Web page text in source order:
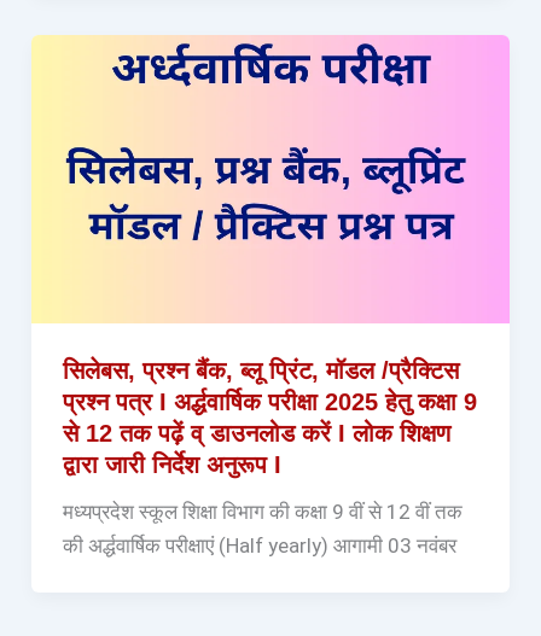
सिलेबस, प्रश्न बैंक, ब्लू प्रिंट, मॉडल /प्रैक्टिस
प्रश्न पत्र I अर्द्धवार्षिक परीक्षा 2025 हेतु कक्षा 9
से 12 तक पढ़ें व् डाउनलोड करें I लोक शिक्षण
द्वारा जारी निर्देश अनुरूप I
मध्यप्रदेश स्कूल शिक्षा विभाग की कक्षा 9 वीं से 12 वीं तक
की अर्द्धवार्षिक परीक्षाएं (Half yearly) आगामी 03 नवंबर